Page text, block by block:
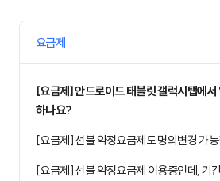
요금제
[요금제] 안드로이드 태블릿 갤럭시탭에
하나요?
[요금제] 선불 약정요금제도 명의변경 가
[요금제] 선불 약정요금제 이용중인데, 기